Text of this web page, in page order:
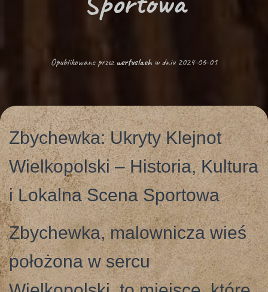
Opublikowane przez wertuslash w dniu 2024-06-01
Zbychewka: Ukryty Klejnot
Wielkopolski – Historia, Kultura
i Lokalna Scena Sportowa
Zbychewka, malownicza wieś
położona w sercu